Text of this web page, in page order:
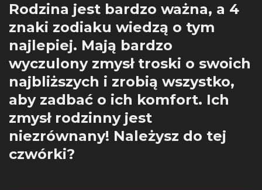
Rodzina jest bardzo ważna, a 4
znaki zodiaku wiedzą o tym
najlepiej. Mają bardzo
wyczulony zmysł troski o swoich
najbliższych i zrobią wszystko,
aby zadbać o ich komfort. Ich
zmysł rodzinny jest
niezrównany! Należysz do tej
czwórki?